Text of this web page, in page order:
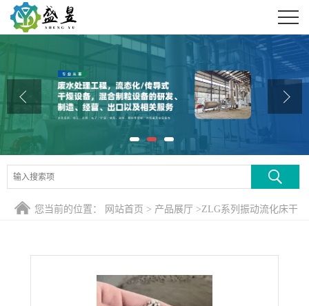
公司介绍
公司动态
产品展厅
证书荣誉
联系方式
您当前的位置： 网站首页 > 产品展厅 >ZLG系列振动流化床干